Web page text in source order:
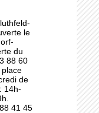
le
du
88 60
de
14h-
41 45